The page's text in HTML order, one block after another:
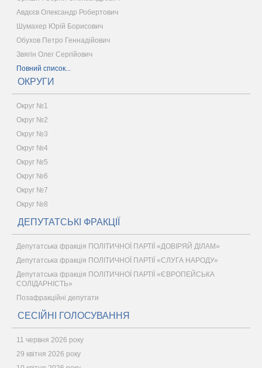
Авдєєв Олександр Робертович
Шумахер Юрій Борисович
Обухов Петро Геннадійович
Звягін Олег Сергійович
Повний список...
ОКРУГИ
Округ №1
Округ №2
Округ №3
Округ №4
Округ №5
Округ №6
Округ №7
Округ №8
ДЕПУТАТСЬКІ ФРАКЦІЇ
Депутатська фракція ПОЛІТИЧНОЇ ПАРТІЇ «ДОВІРЯЙ ДІЛАМ»
Депутатська фракція ПОЛІТИЧНОЇ ПАРТІЇ «СЛУГА НАРОДУ»
Депутатська фракція ПОЛІТИЧНОЇ ПАРТІЇ «ЄВРОПЕЙСЬКА
СОЛІДАРНІСТЬ»
Позафракційні депутати
СЕСІЙНІ ГОЛОСУВАННЯ
11 червня 2026 року
29 квітня 2026 року